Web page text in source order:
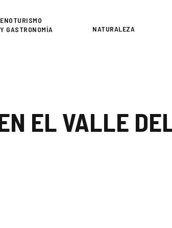
ENOTURISMO
Y GASTRONOMÍA
NATURALEZA
EL VALLE